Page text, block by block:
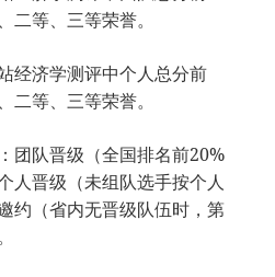
二等、三等荣誉。
经济学测评中个人总分前
二等、三等荣誉。
团队晋级（全国排名前20%
人晋级（未组队选手按个人
约（省内无晋级队伍时，第